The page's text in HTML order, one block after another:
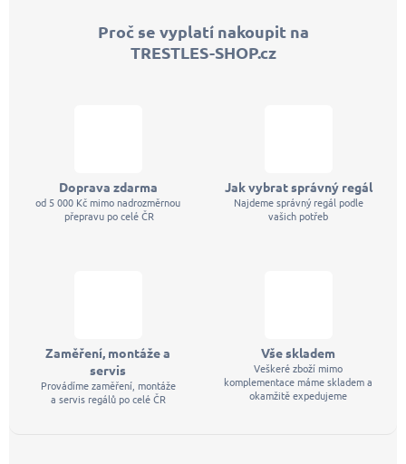
Proč se vyplatí nakoupit na
TRESTLES-SHOP.cz
Doprava zdarma
od 5 000 Kč mimo nadrozměrnou
přepravu po celé ČR
Jak vybrat správný regál
Najdeme správný regál podle
vašich potřeb
Zaměření, montáže a
servis
Provádíme zaměření, montáže
a servis regálů po celé ČR
Vše skladem
Veškeré zboží mimo
komplementace máme skladem a
okamžitě expedujeme